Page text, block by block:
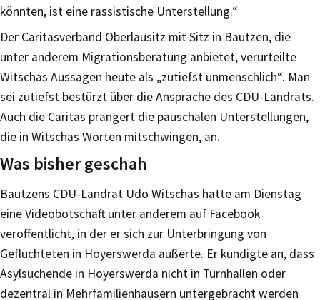
könnten, ist eine rassistische Unterstellung.“
Der Caritasverband Oberlausitz mit Sitz in Bautzen, die
unter anderem Migrationsberatung anbietet, verurteilte
Witschas Aussagen heute als „zutiefst unmenschlich“. Man
sei zutiefst bestürzt über die Ansprache des CDU-Landrats.
Auch die Caritas prangert die pauschalen Unterstellungen,
die in Witschas Worten mitschwingen, an.
Was bisher geschah
Bautzens CDU-Landrat Udo Witschas hatte am Dienstag
eine Videobotschaft unter anderem auf Facebook
veröffentlicht, in der er sich zur Unterbringung von
Geflüchteten in Hoyerswerda äußerte. Er kündigte an, dass
Asylsuchende in Hoyerswerda nicht in Turnhallen oder
dezentral in Mehrfamilienhäusern untergebracht werden